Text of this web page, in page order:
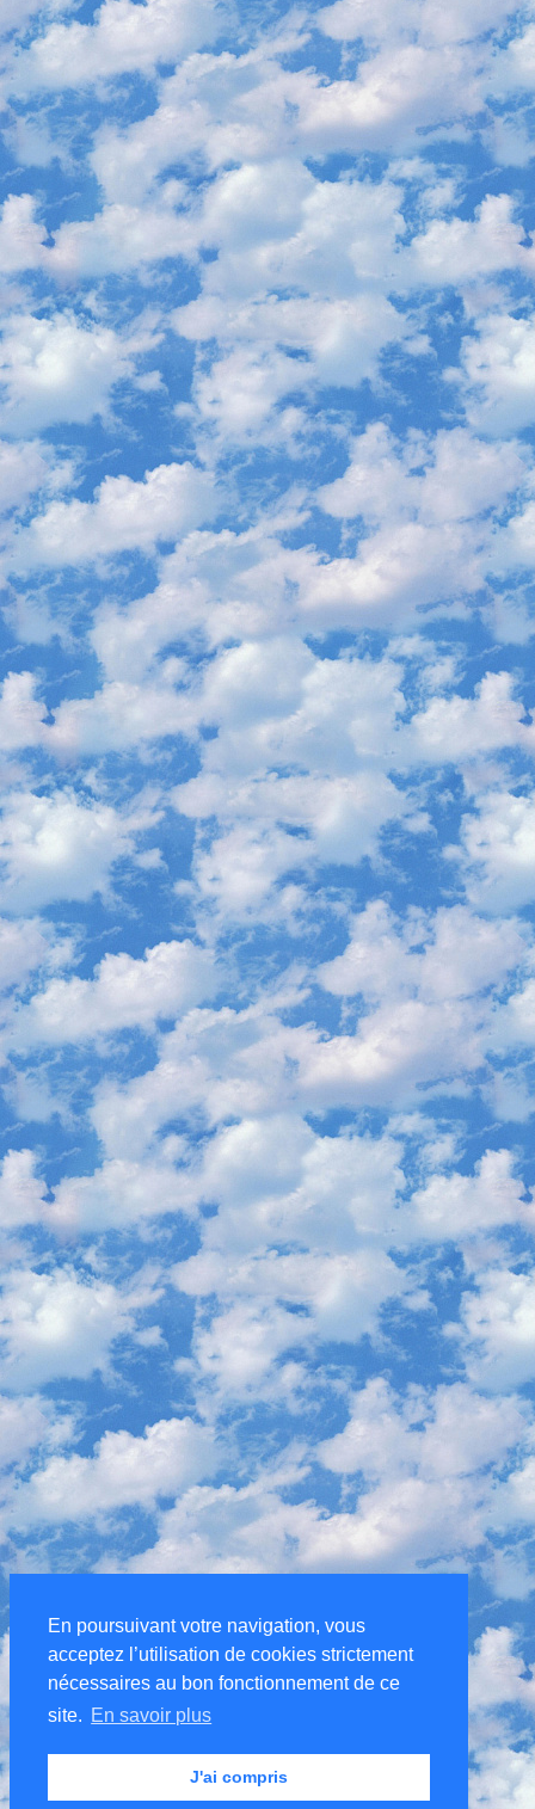
En poursuivant votre navigation, vous
acceptez l’utilisation de cookies strictement
nécessaires au bon fonctionnement de ce
site. En savoir plus
J'ai compris